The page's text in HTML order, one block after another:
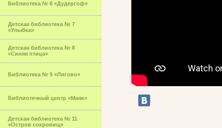
Библиотека № 6 «Дудергоф»
Детская библиотека № 7
«Улыбка»
Детская библиотека № 8
«Синяя птица»
Библиотека № 9 «Лигово»
Библиотечный центр «Маяк»
Детская библиотека № 11
«Остров сокровищ»